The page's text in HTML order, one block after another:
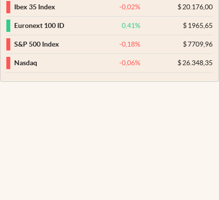
Ibex 35 Index
-0,02% $20.176,00
Euronext 100 ID 0,41% $1965,65
S&P 500 Index -0,18% $7709,96
Nasdaq -0,06% $26.348,35